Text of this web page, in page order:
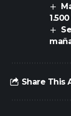
Share This